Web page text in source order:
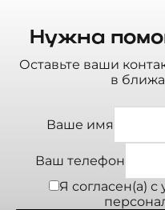
Нужна
Оставьте ваши
в
Ваше имя
Ваш телефон
Я согласен(а)